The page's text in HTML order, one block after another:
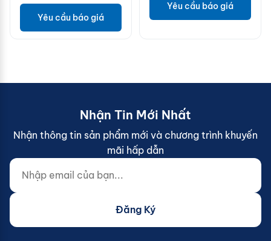
Yêu cầu báo giá
Yêu cầu báo giá
Nhận Tin Mới Nhất
Nhận thông tin sản phẩm mới và chương trình khuyến
mãi hấp dẫn
Nhập email của bạn...
Website (do not fill)
Đăng Ký